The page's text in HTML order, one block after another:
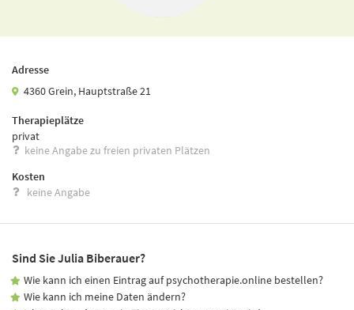
Adresse
4360 Grein, Hauptstraße 21
Therapieplätze
privat
keine Angabe zu freien privaten Plätzen
Kosten
keine Angabe
Sind Sie Julia Biberauer?
Wie kann ich einen Eintrag auf psychotherapie.online bestellen?
Wie kann ich meine Daten ändern?